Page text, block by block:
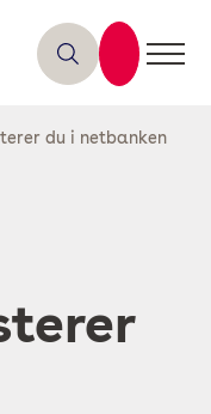
du i netbanken